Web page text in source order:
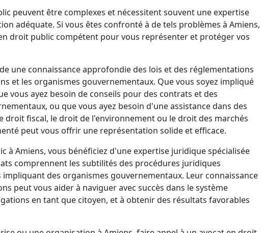
peuvent être complexes et nécessitent souvent une expertise
adéquate. Si vous êtes confronté à de tels problèmes à Amiens,
droit public compétent pour vous représenter et protéger vos
une connaissance approfondie des lois et des réglementations
et les organismes gouvernementaux. Que vous soyez impliqué
vous ayez besoin de conseils pour des contrats et des
ou que vous ayez besoin d'une assistance dans des
fiscal, le droit de l'environnement ou le droit des marchés
peut vous offrir une représentation solide et efficace.
à Amiens, vous bénéficiez d'une expertise juridique spécialisée
comprennent les subtilités des procédures juridiques
des organismes gouvernementaux. Leur connaissance
peut vous aider à naviguer avec succès dans le système
en tant que citoyen, et à obtenir des résultats favorables